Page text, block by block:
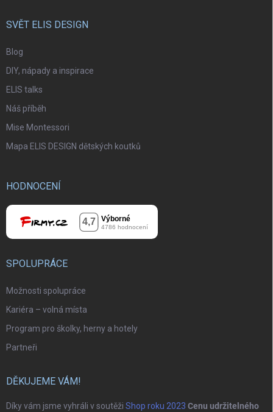
SVĚT ELIS DESIGN
Blog
DIY, nápady a inspirace
ELIS talks
Náš příběh
Mise Montessori
Mapa ELIS DESIGN dětských koutků
HODNOCENÍ
SPOLUPRÁCE
Možnosti spolupráce
Kariéra – volná místa
Program pro školky, herny a hotely
Partneři
DĚKUJEME VÁM!
Díky vám jsme vyhráli v soutěži Shop roku 2023 Cenu udržitelného